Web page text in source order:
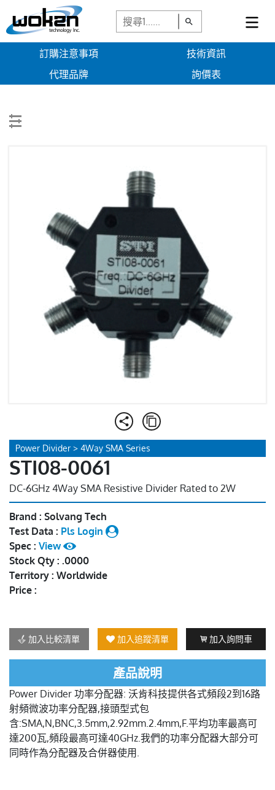
訂購注意事項
技術資訊
代理品牌
詢價表
Power Divider > 4Way SMA Series
STI08-0061
DC-6GHz 4Way SMA Resistive Divider Rated to 2W
Brand : Solvang Tech
Test Data : Pls Login
Spec : View
Stock Qty : .0000
Territory : Worldwide
Price :
加入比較清單 加入追蹤清單 加入詢問車
產品說明
Power Divider 功率分配器: 沃肯科技提供各式頻段2到16路
射頻微波功率分配器,接頭型式包
含:SMA,N,BNC,3.5mm,2.92mm.2.4mm,F.平均功率最高可
達200瓦,頻段最高可達40GHz.我們的功率分配器大部分可
同時作為分配器及合併器使用.